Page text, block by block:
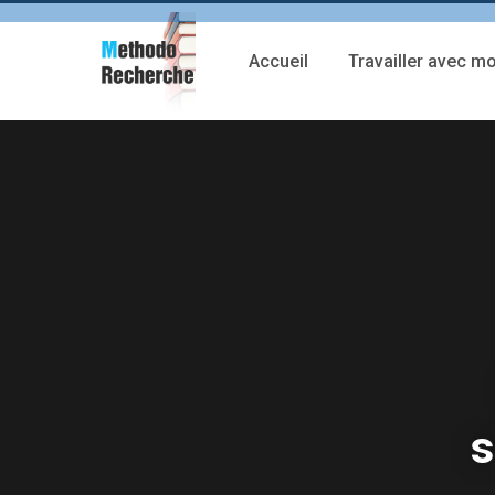
Accueil Travailler avec